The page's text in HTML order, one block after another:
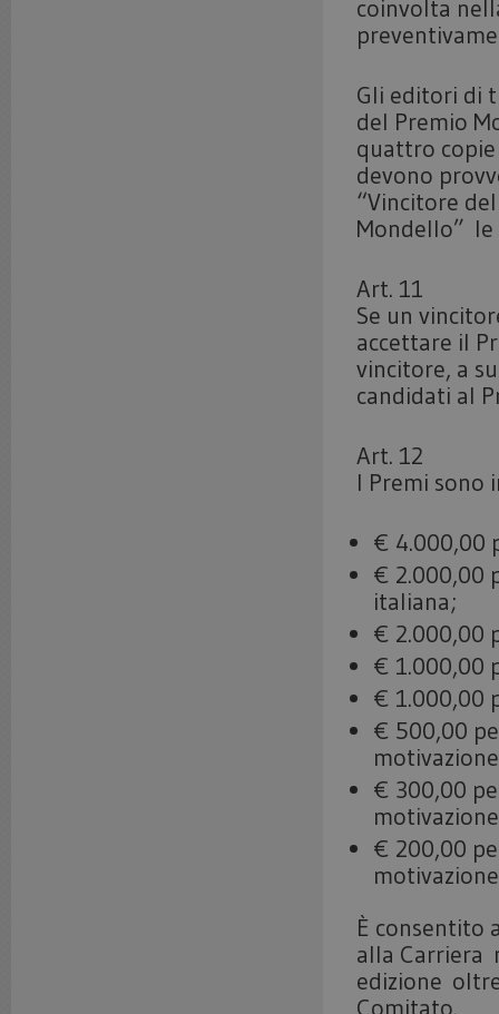
coinvolta
Gli editori di
del Premio
quattro copie
devono
“Vincitore
Mondello”
Art. 11
Se un
accettare il
vincitore, a
candidati al
Art. 12
I Premi sono
€ 4.000,00
€ 2.000,00
italiana;
€ 2.000,00
€ 1.000,00
€ 1.000,00
€ 500,00
€ 300,00
€ 200,00
È consentito
alla Carriera
edizione
Comitato.